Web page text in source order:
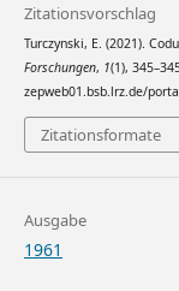
Zitationsvorschlag
Turczynski, E. (2021).
Forschungen, 1(1),
zepweb01.bsb.lrz.de/
Zitationsformate
Ausgabe
1961